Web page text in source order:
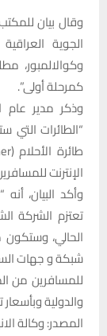
وقال بيان
الجوية
وكوالالمبور،
كمرحلة أولى”.
وذكر مدير
“الطائرات
الإنترنت
وأكد البيان،
تعتزم الشركة
شبكة و جهات
للمسافرين من
والدولية
المصدر: وكالة